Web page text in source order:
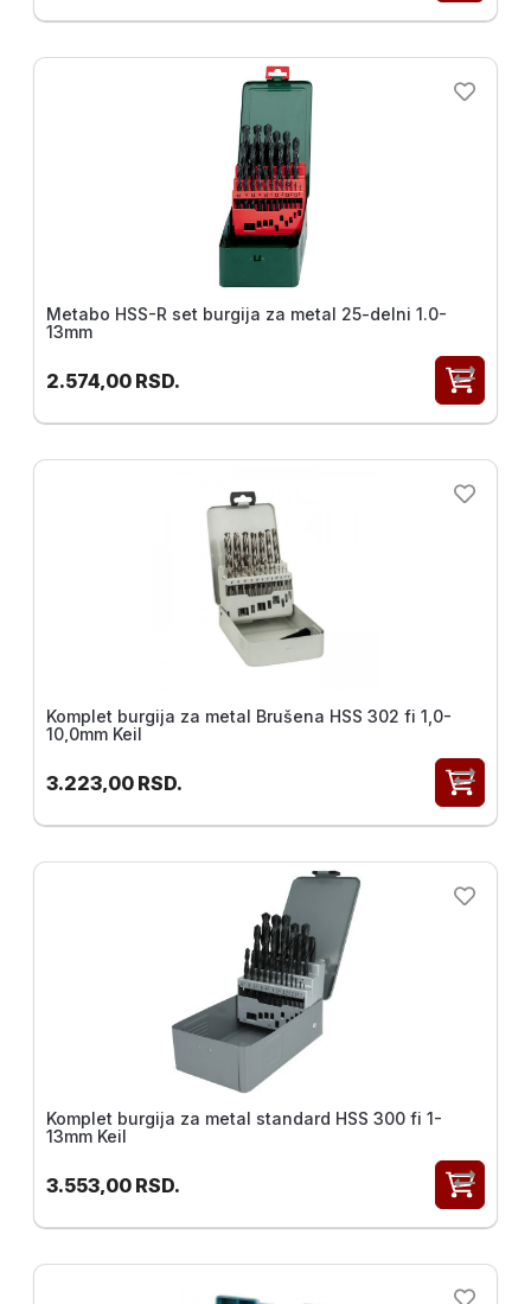
Metabo HSS-R set burgija za metal 25-delni 1.0-
13mm
2.574,00 RSD.
Komplet burgija za metal Brušena HSS 302 fi 1,0-
10,0mm Keil
3.223,00 RSD.
Komplet burgija za metal standard HSS 300 fi 1-
13mm Keil
3.553,00 RSD.